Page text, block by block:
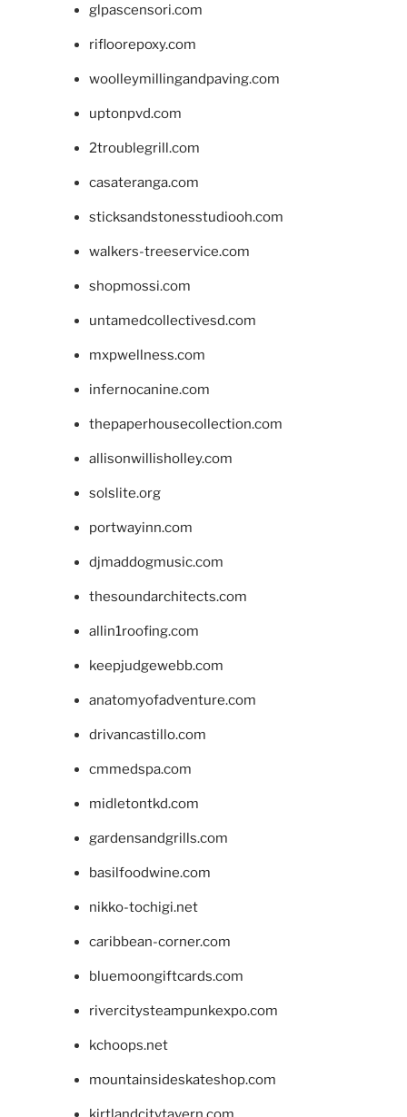
glpascensori.com
rifloorepoxy.com
woolleymillingandpaving.com
uptonpvd.com
2troublegrill.com
casateranga.com
sticksandstonesstudiooh.com
walkers-treeservice.com
shopmossi.com
untamedcollectivesd.com
mxpwellness.com
infernocanine.com
thepaperhousecollection.com
allisonwillisholley.com
solslite.org
portwayinn.com
djmaddogmusic.com
thesoundarchitects.com
allin1roofing.com
keepjudgewebb.com
anatomyofadventure.com
drivancastillo.com
cmmedspa.com
midletontkd.com
gardensandgrills.com
basilfoodwine.com
nikko-tochigi.net
caribbean-corner.com
bluemoongiftcards.com
rivercitysteampunkexpo.com
kchoops.net
mountainsideskateshop.com